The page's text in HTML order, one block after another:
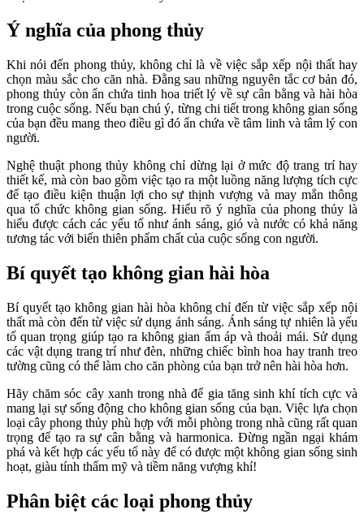
Ý nghĩa của phong thủy
Khi nói đến phong thủy, không chỉ là về việc sắp xếp nội thất hay
chọn màu sắc cho căn nhà. Đằng sau những nguyên tắc cơ bản đó,
phong thủy còn ẩn chứa tinh hoa triết lý về sự cân bằng và hài hòa
trong cuộc sống. Nếu bạn chú ý, từng chi tiết trong không gian sống
của bạn đều mang theo điều gì đó ẩn chứa về tâm linh và tâm lý con
người.
Nghệ thuật phong thủy không chỉ dừng lại ở mức độ trang trí hay
thiết kế, mà còn bao gồm việc tạo ra một luồng năng lượng tích cực
để tạo điều kiện thuận lợi cho sự thịnh vượng và may mắn thông
qua tổ chức không gian sống. Hiểu rõ ý nghĩa của phong thủy là
hiểu được cách các yếu tố như ánh sáng, gió và nước có khả năng
tương tác với biến thiên phẩm chất của cuộc sống con người.
Bí quyết tạo không gian hài hòa
Bí quyết tạo không gian hài hòa không chỉ đến từ việc sắp xếp nội
thất mà còn đến từ việc sử dụng ánh sáng. Ánh sáng tự nhiên là yếu
tố quan trọng giúp tạo ra không gian ấm áp và thoải mái. Sử dụng
các vật dụng trang trí như đèn, những chiếc bình hoa hay tranh treo
tường cũng có thể làm cho căn phòng của bạn trở nên hài hòa hơn.
Hãy chăm sóc cây xanh trong nhà để gia tăng sinh khí tích cực và
mang lại sự sống động cho không gian sống của bạn. Việc lựa chọn
loại cây phong thủy phù hợp với mỗi phòng trong nhà cũng rất quan
trọng để tạo ra sự cân bằng và harmonica. Đừng ngần ngại khám
phá và kết hợp các yếu tố này để có được một không gian sống sinh
hoạt, giàu tính thẩm mỹ và tiềm năng vượng khí!
Phân biệt các loại phong thủy